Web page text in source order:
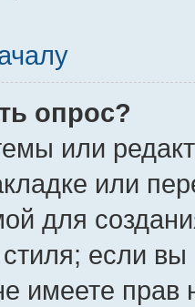
опрос?
или
или
для
если
имеете прав